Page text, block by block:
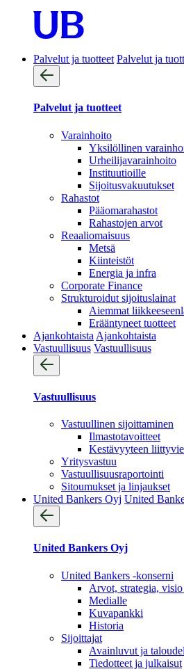
Palvelut ja tuotteet Palvelut ja
Palvelut ja tuotteet
Varainhoito
Yksilöllinen
Urheilijavarainhoito
Instituutioille
Sijoitusvakuutukset
Rahastot
Pääomarahastot
Rahastojen arvot
Reaaliomaisuus
Metsä
Kiinteistöt
Energia ja infra
Corporate Finance
Strukturoidut sijoituslainat
Aiemmat
Erääntyneet tuotteet
Ajankohtaista Ajankohtaista
Vastuullisuus Vastuullisuus
Vastuullisuus
Vastuullinen sijoittaminen
Ilmastotavoitteet
Kestävyyteen
Yritysvastuu
Vastuullisuus­raportointi
Sitoumukset ja linjaukset
United Bankers Oyj United
United Bankers Oyj
United Bankers -konserni
Arvot, strategia,
Medialle
Kuvapankki
Historia
Sijoittajat
Avainluvut ja
Tiedotteet ja julkaisut